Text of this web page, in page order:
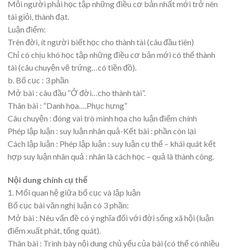
Mỗi người phải học tập những điều cơ bản nhất mới trở nên
tài giỏi, thành đạt.
Luận điểm:
Trên đời, ít người biết học cho thành tài (câu đầu tiên)
Chỉ có chịu khó học tập những điều cơ bản mới có thể thành
tài (câu chuyện vẽ trứng…có tiền đồ).
b. Bố cục : 3 phần
Mở bài : câu đầu “Ở đời…cho thành tài”.
Thân bài : “Danh họa….Phục hưng”
Câu chuyện : đóng vai trò minh họa cho luận điểm chính
Phép lập luận : suy luận nhân quả-Kết bài : phần còn lại
Cách lập luận : Phép lập luận : suy luận cụ thể – khái quát kết
hợp suy luận nhân quả : nhân là cách học – quả là thành công.
Nội dung chính cụ thể
1. Mối quan hệ giữa bố cục và lập luận
Bố cục bài văn nghị luận có 3 phần:
Mở bài : Nêu vấn đề có ý nghĩa đối với đời sống xã hội (luận
điểm xuất phát, tổng quát).
Thân bài : Trình bày nội dung chủ yếu của bài (có thể có nhiều